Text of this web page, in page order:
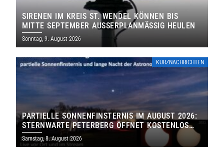
SIRENEN IM KREIS ST. WENDEL KÖNNEN BIS
MITTE SEPTEMBER AUSSERPLANMÄSSIG HEULEN
Sonntag, 9. August 2026
KURZNACHRICHTEN
PARTIELLE SONNENFINSTERNIS IM AUGUST 2026:
STERNWARTE PETERBERG ÖFFNET KOSTENLOS
IHRE TORE
Samstag, 8. August 2026